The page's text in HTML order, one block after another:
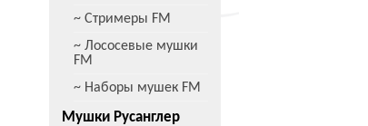
~ Стримеры FM
~ Лососевые мушки
FM
~ Наборы мушек FM
Мушки Русанглер